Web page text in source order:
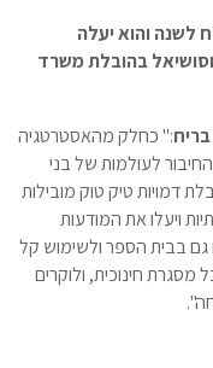
החדש הושקעו מעל 300,000 ש"ח לשנה והוא יעלה
בהובלת משרד
:" כחלק מהאסטרטגיה
לעולמות של בני
דמויות טיק טוק מובילות
ויעלו את המודעות
בבית הספר ולשימוש קל
מסגרת חינוכית, ולוקרים